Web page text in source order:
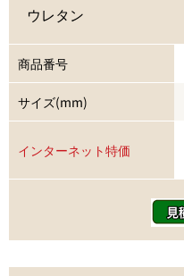
ウレタン
商品番号
サイズ(mm)
インターネット特価